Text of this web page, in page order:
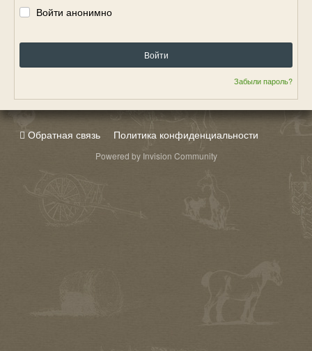
Войти анонимно
Войти
Забыли пароль?
Обратная связь Политика конфиденциальности
Powered by Invision Community